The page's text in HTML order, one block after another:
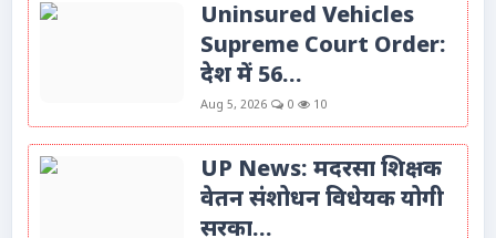
Uninsured Vehicles
Supreme Court Order:
देश में 56...
Aug 5, 2026 0 10
UP News: मदरसा शिक्षक
वेतन संशोधन विधेयक योगी
सरका...